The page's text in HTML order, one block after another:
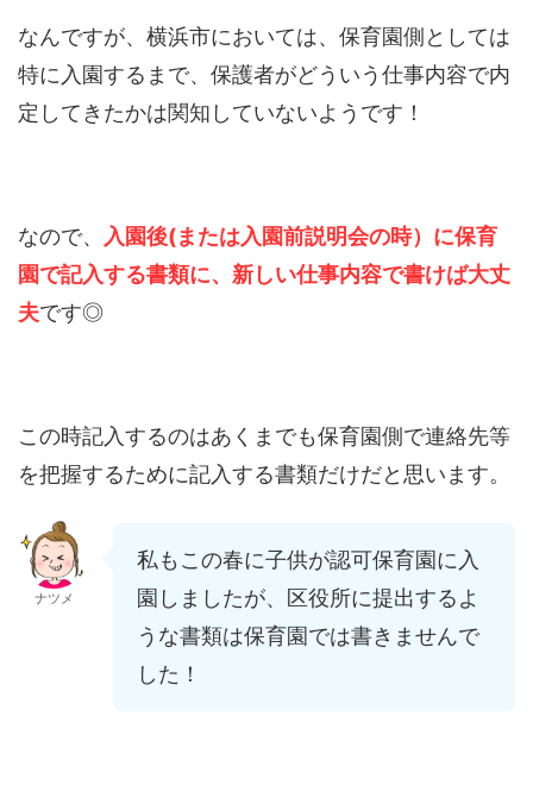
なんですが、横浜市においては、保育園側としては
特に入園するまで、保護者がどういう仕事内容で内
定してきたかは関知していないようです！
なので、 入園後(または入園前説明会の時）に保育
園で記入する書類に、新しい仕事内容で書けば大丈
夫です◎
この時記入するのはあくまでも保育園側で連絡先等
を把握するために記入する書類だけだと思います。
ナツメ
私もこの春に子供が認可保育園に入
園しましたが、区役所に提出するよ
うな書類は保育園では書きませんで
した！